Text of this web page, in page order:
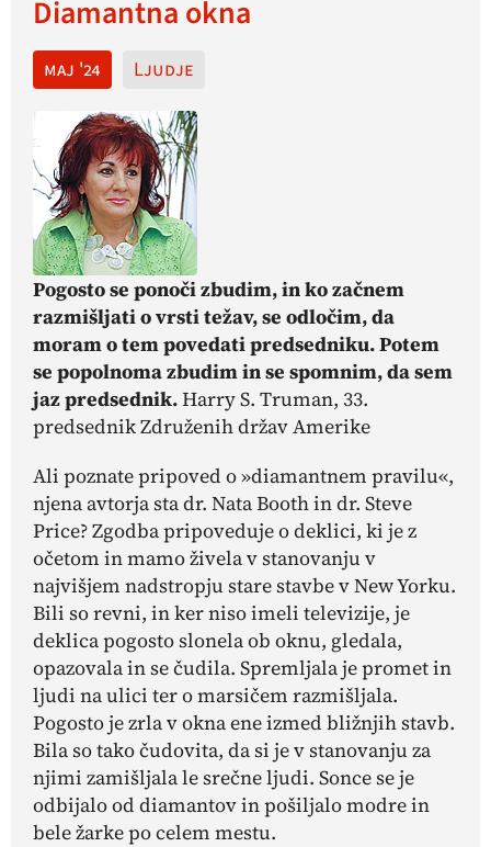
Diamantna okna
maj '24 Ljudje
Pogosto se ponoči zbudim, in ko začnem
razmišljati o vrsti težav, se odločim, da
moram o tem povedati predsedniku. Potem
se popolnoma zbudim in se spomnim, da sem
jaz predsednik.Harry S. Truman, 33.
predsednik Združenih držav Amerike
Ali poznate pripoved o »diamantnem pravilu«,
njena avtorja sta dr. Nata Booth in dr. Steve
Price? Zgodba pripoveduje o deklici, ki je z
očetom in mamo živela v stanovanju v
najvišjem nadstropju stare stavbe v New Yorku.
Bili so revni, in ker niso imeli televizije, je
deklica pogosto slonela ob oknu, gledala,
opazovala in se čudila. Spremljala je promet in
ljudi na ulici ter o marsičem razmišljala.
Pogosto je zrla v okna ene izmed bližnjih stavb.
Bila so tako čudovita, da si je v stanovanju za
njimi zamišljala le srečne ljudi. Sonce se je
odbijalo od diamantov in pošiljalo modre in
bele žarke po celem mestu.